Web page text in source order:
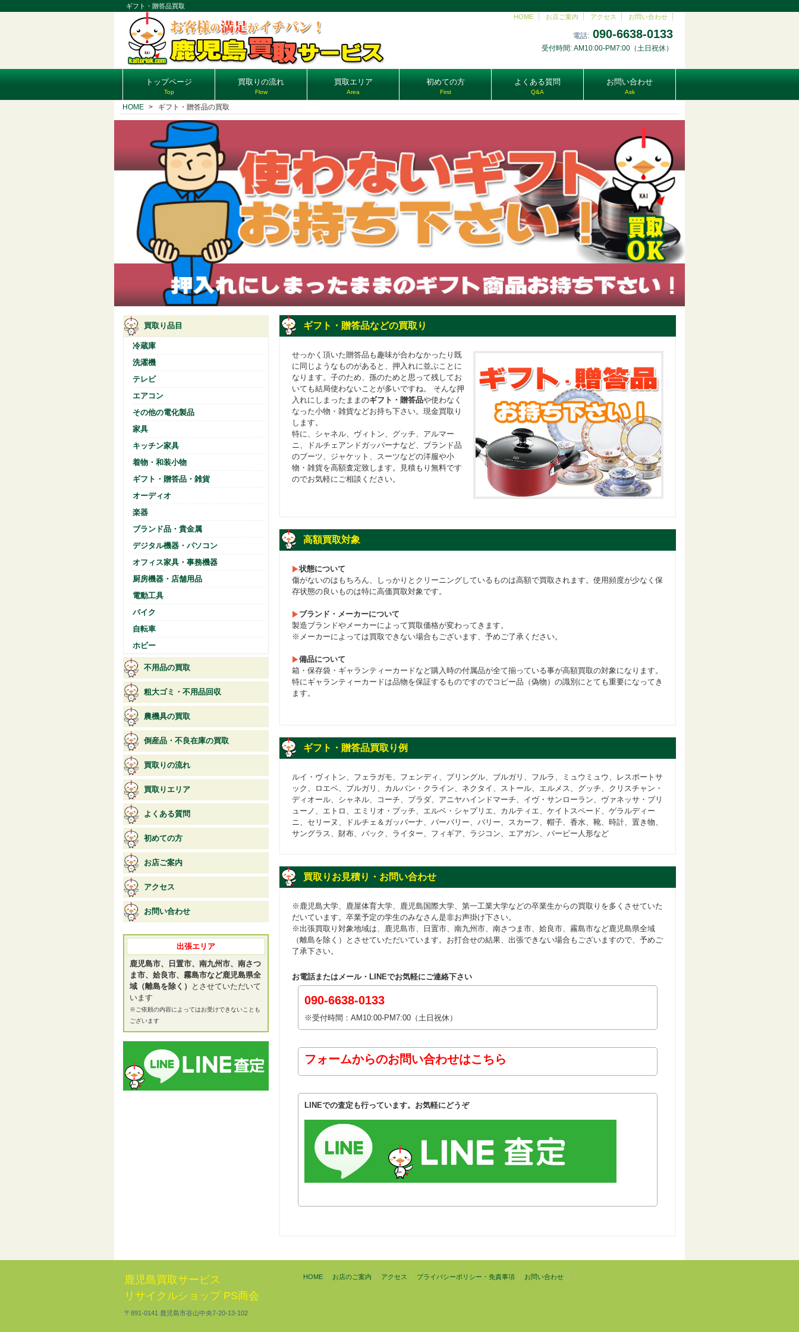
ギフト・贈答品買取
HOME
お店ご案内 アクセス お問い合わせ
電話: 090-6638-0133
受付時間: AM10:00-PM7:00（土日祝休）
トップページ
Top
買取りの流れ
Flow
買取エリア
Area
初めての方
First
よくある質問
Q&A
お問い合わせ
Ask
HOME ギフト・贈答品の買取
ギフト・贈答品などの買取り
せっかく頂いた贈答品も趣味が合わなかったり既
に同じようなものがあると、押入れに並ぶことに
なります。子のため、孫のためと思って残してお
いても結局使わないことが多いですね。 そんな押
入れにしまったままのギフト・贈答品や使わなく
なった小物・雑貨などお持ち下さい。現金買取り
します。
特に、シャネル、ヴィトン、グッチ、アルマー
ニ、ドルチェアンドガッパーナなど、ブランド品
のブーツ、ジャケット、スーツなどの洋服や小
物・雑貨を高額査定致します。見積もり無料です
のでお気軽にご相談ください。
高額買取対象
状態について
傷がないのはもちろん、しっかりとクリーニングしているものは高額で買取されます。使用頻度が少なく保
存状態の良いものは特に高価買取対象です。
ブランド・メーカーについて
製造ブランドやメーカーによって買取価格が変わってきます。
※メーカーによっては買取できない場合もございます、予めご了承ください。
備品について
箱・保存袋・ギャランティーカードなど購入時の付属品が全て揃っている事が高額買取の対象になります。
特にギャランティーカードは品物を保証するものですのでコピー品（偽物）の識別にとても重要になってき
ます。
ギフト・贈答品買取り例
ルイ・ヴィトン、フェラガモ、フェンディ、プリングル、ブルガリ、フルラ、ミュウミュウ、レスポートサ
ック、ロエベ、ブルガリ、カルバン・クライン、ネクタイ、ストール、エルメス、グッチ、クリスチャン・
ディオール、シャネル、コーチ、プラダ、アニヤハインドマーチ、イヴ・サンローラン、ヴァネッサ・ブリ
ューノ、エトロ、エミリオ・プッチ、エルベ・シャプリエ、カルティエ、ケイトスペード、ゲラルディー
ニ、セリーヌ、ドルチェ＆ガッバーナ、バーバリー、バリー、スカーフ、帽子、香水、靴、時計、置き物、
サングラス、財布、バック、ライター、フィギア、ラジコン、エアガン、バービー人形など
買取りお見積り・お問い合わせ
※鹿児島大学、鹿屋体育大学、鹿児島国際大学、第一工業大学などの卒業生からの買取りを多くさせていた
だいています。卒業予定の学生のみなさん是非お声掛け下さい。
※出張買取り対象地域は、鹿児島市、日置市、南九州市、南さつま市、姶良市、霧島市など鹿児島県全域
（離島を除く）とさせていただいています。お打合せの結果、出張できない場合もございますので、予めご
了承下さい。
お電話またはメール・LINEでお気軽にご連絡下さい
090-6638-0133
※受付時間：AM10:00-PM7:00（土日祝休）
フォームからのお問い合わせはこちら
LINEでの査定も行っています。お気軽にどうぞ
買取り品目
冷蔵庫
洗濯機
テレビ
エアコン
その他の電化製品
家具
キッチン家具
着物・和装小物
ギフト・贈答品・雑貨
オーディオ
楽器
ブランド品・貴金属
デジタル機器・パソコン
オフィス家具・事務機器
厨房機器・店舗用品
電動工具
バイク
自転車
ホビー
不用品の買取
粗大ゴミ・不用品回収
農機具の買取
倒産品・不良在庫の買取
買取りの流れ
買取りエリア
よくある質問
初めての方
お店ご案内
アクセス
お問い合わせ
出張エリア
鹿児島市、日置市、南九州市、南さつ
ま市、姶良市、霧島市など鹿児島県全
域（離島を除く）
とさせていただいて
います
※ご依頼の内容によってはお受けできないことも
ございます
鹿児島買取サービス
リサイクルショップ PS商会
〒891-0141 鹿児島市谷山中央7-20-13-102
HOME お店のご案内 アクセス プライバシーポリシー・免責事項 お問い合わせ